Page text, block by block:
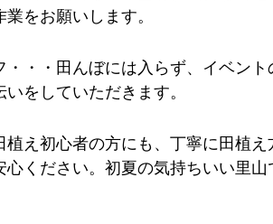
をお願いします。
・・田んぼには入らず、イベント
をしていただきます。
植え初心者の方にも、丁寧に田植え
心ください。初夏の気持ちいい里山